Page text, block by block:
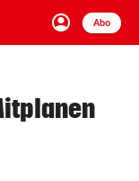
account_circle
Anmelden
Abo
close Schließen